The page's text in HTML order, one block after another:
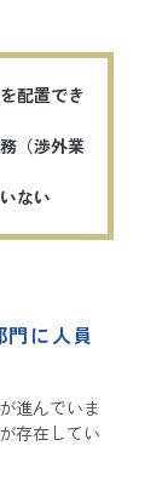
配置でき
（渉外業
ない
に人員
進んでいま
存在してい